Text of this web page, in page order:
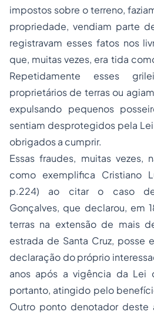
impostos sobre o terreno,
propriedade, vendiam parte
registravam esses fatos nos
que, muitas vezes, era tida
Repetidamente esses
proprietários de terras ou
expulsando pequenos
sentiam desprotegidos pela Lei
obrigados a cumprir.
Essas fraudes, muitas vezes,
como exemplifica Cristiano
p.224) ao citar o caso de
Gonçalves, que declarou, em
terras na extensão de mais
estrada de Santa Cruz, posse
declaração do próprio
anos após a vigência da Lei
portanto, atingido pelo
Outro ponto denotador deste